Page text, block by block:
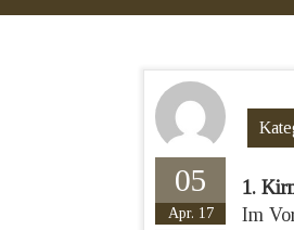
05
Apr. 17
1.
Im